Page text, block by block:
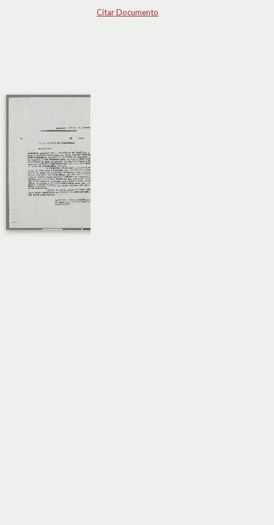
Citar Documento